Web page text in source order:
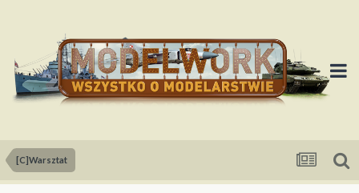
[C]Warsztat